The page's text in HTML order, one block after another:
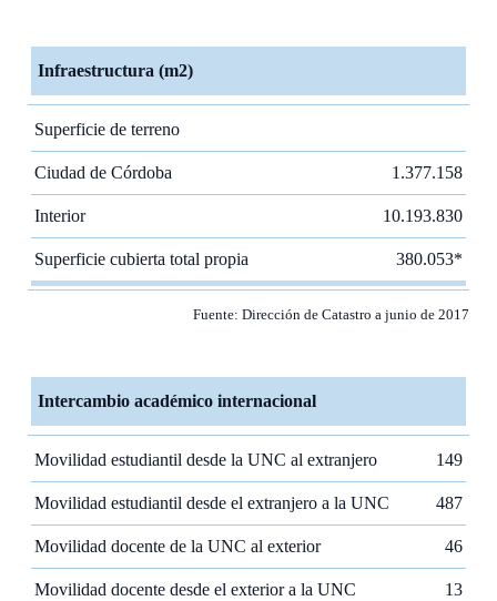
Infraestructura (m2)
Superficie de terreno
Ciudad de Córdoba 1.377.158
Interior 10.193.830
Superficie cubierta total propia 380.053*
Fuente: Dirección de Catastro a junio de 2017
Intercambio académico internacional
Movilidad estudiantil desde la UNC al extranjero 149
Movilidad estudiantil desde el extranjero a la UNC 487
Movilidad docente de la UNC al exterior 46
Movilidad docente desde el exterior a la UNC 13